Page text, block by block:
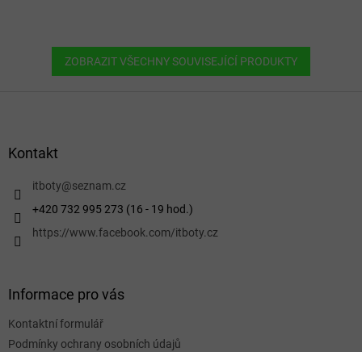
ZOBRAZIT VŠECHNY SOUVISEJÍCÍ PRODUKTY
Kontakt
itboty@seznam.cz
+420 732 995 273 (16 - 19 hod.)
https://www.facebook.com/itboty.cz
Informace pro vás
Kontaktní formulář
Podmínky ochrany osobních údajů